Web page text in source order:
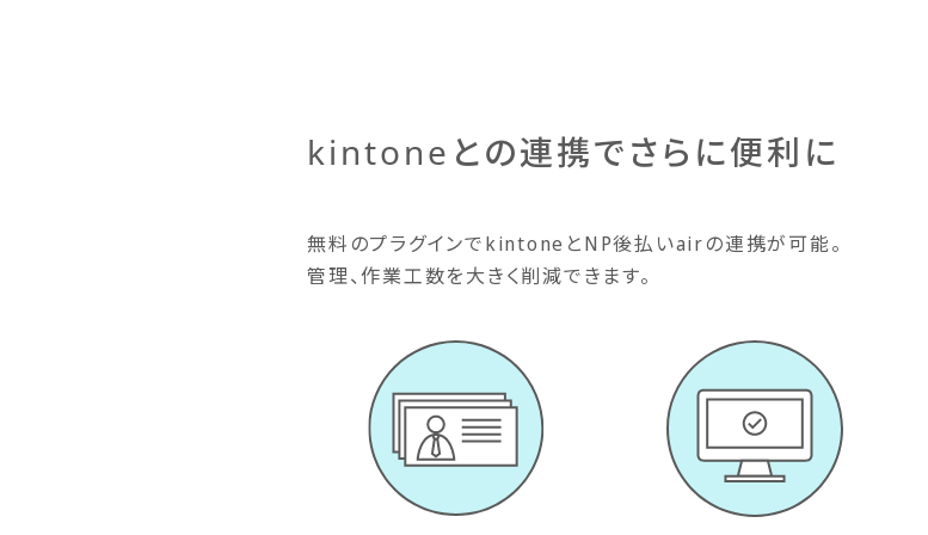
kintoneとの連携でさらに便利に
無料のプラグインでkintoneとNP後払いairの連携が可能。
管理、作業工数を大きく削減できます。